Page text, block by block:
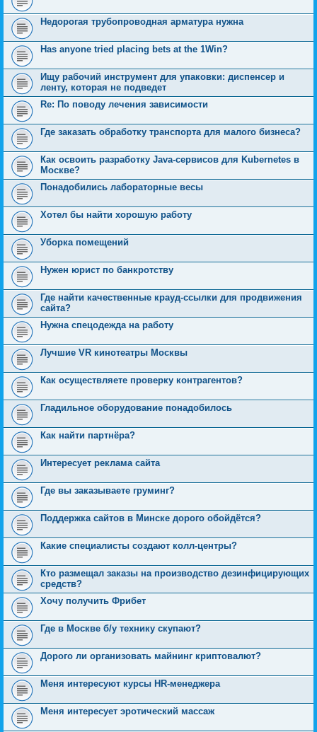
Недорогая трубопроводная арматура нужна
Has anyone tried placing bets at the 1Win?
Ищу рабочий инструмент для упаковки: диспенсер и
ленту, которая не подведет
Re: По поводу лечения зависимости
Где заказать обработку транспорта для малого бизнеса?
Как освоить разработку Java-сервисов для Kubernetes в
Москве?
Понадобились лабораторные весы
Хотел бы найти хорошую работу
Уборка помещений
Нужен юрист по банкротству
Где найти качественные крауд-ссылки для продвижения
сайта?
Нужна спецодежда на работу
Лучшие VR кинотеатры Москвы
Как осуществляете проверку контрагентов?
Гладильное оборудование понадобилось
Как найти партнёра?
Интересует реклама сайта
Где вы заказываете груминг?
Поддержка сайтов в Минске дорого обойдётся?
Какие специалисты создают колл-центры?
Кто размещал заказы на производство дезинфицирующих
средств?
Хочу получить Фрибет
Где в Москве б/у технику скупают?
Дорого ли организовать майнинг криптовалют?
Меня интересуют курсы HR-менеджера
Меня интересует эротический массаж